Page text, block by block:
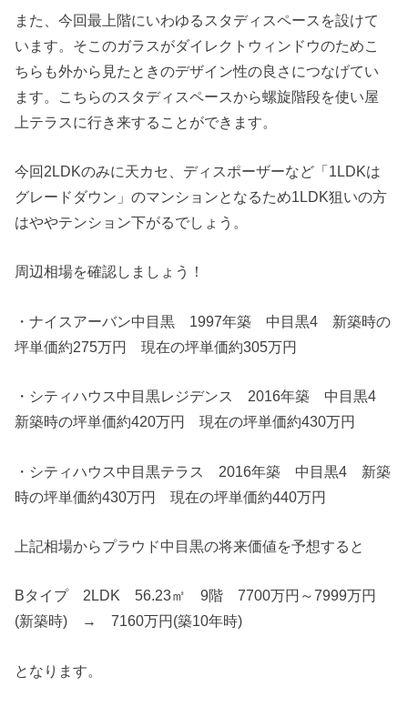
また、今回最上階にいわゆるスタディスペースを設けて
います。そこのガラスがダイレクトウィンドウのためこ
ちらも外から見たときのデザイン性の良さにつなげてい
ます。こちらのスタディスペースから螺旋階段を使い屋
上テラスに行き来することができます。
今回2LDKのみに天カセ、ディスポーザーなど「1LDKは
グレードダウン」のマンションとなるため1LDK狙いの方
はややテンション下がるでしょう。
周辺相場を確認しましょう！
・ナイスアーバン中目黒 1997年築 中目黒4 新築時の
坪単価約275万円 現在の坪単価約305万円
・シティハウス中目黒レジデンス 2016年築 中目黒4
新築時の坪単価約420万円 現在の坪単価約430万円
・シティハウス中目黒テラス 2016年築 中目黒4 新築
時の坪単価約430万円 現在の坪単価約440万円
上記相場からプラウド中目黒の将来価値を予想すると
Bタイプ 2LDK 56.23㎡ 9階 7700万円～7999万円
(新築時) → 7160万円(築10年時)
となります。